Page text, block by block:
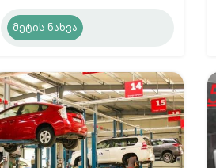
მეტის ნახვა